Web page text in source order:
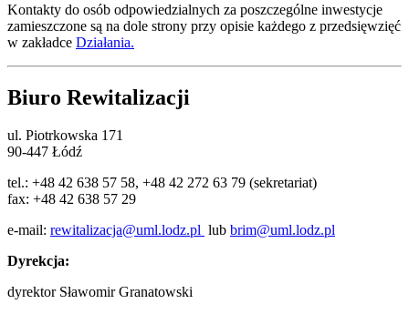
Kontakty do osób odpowiedzialnych za poszczególne inwestycje
zamieszczone są na dole strony przy opisie każdego z przedsięwzięć
w zakładce Działania.
Biuro Rewitalizacji
ul. Piotrkowska 171
90-447 Łódź
tel.: +48 42 638 57 58, +48 42 272 63 79 (sekretariat)
fax: +48 42 638 57 29
e-mail: rewitalizacja@uml.lodz.pl lub brim@uml.lodz.pl
Dyrekcja:
dyrektor Sławomir Granatowski